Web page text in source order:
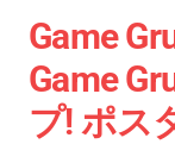
Game
Game
プ! ポス